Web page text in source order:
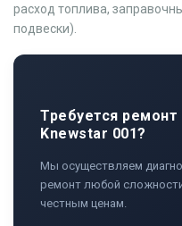
расход топлива,
подвески).
Требуется
Knewstar 001?
Мы осуществляем
ремонт любой
честным ценам.